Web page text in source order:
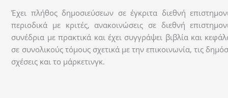
Έχει πλήθος δημοσιεύσεων σε έγκριτα διεθνή
περιοδικά με κριτές, ανακοινώσεις σε διεθνή
συνέδρια με πρακτικά και έχει συγγράψει βιβλία και
σε συνολικούς τόμους σχετικά με την επικοινωνία, τις
σχέσεις και το μάρκετινγκ.